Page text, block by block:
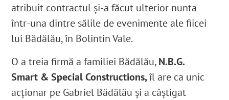
atribuit contractul și-a făcut ulterior nunta
într-una dintre sălile de evenimente ale fiicei
lui Bădălău, în Bolintin Vale.
O a treia firmă a familiei Bădălău,N.B.G.
Smart & Special Constructions,îl are ca unic
acționar pe Gabriel Bădălău și a câștigat